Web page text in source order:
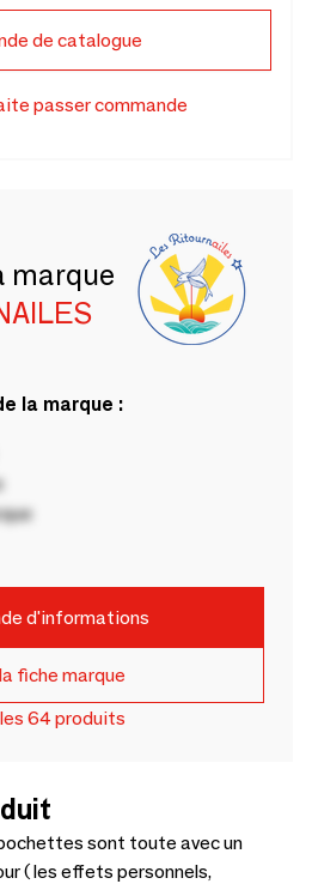
de catalogue
passer commande
marque
la marque :
d'informations
fiche marque
64 produits
sont toute avec un
( les effets personnels,